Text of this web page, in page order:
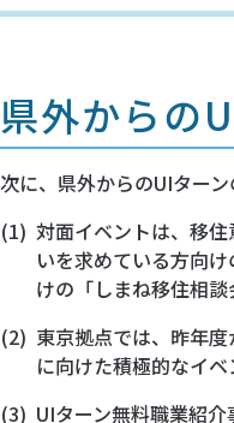
県外からの
次に、県外からのUIターン
対面イベントは、移
いを求めている方向
けの「しまね移住相談
東京拠点では、昨年
に向けた積極的なイ
UIターン無料職業紹